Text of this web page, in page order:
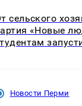
сельского
«Новые
Новости Перми